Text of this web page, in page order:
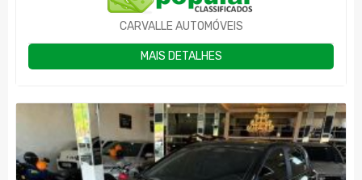
CARVALLE AUTOMÓVEIS
MAIS DETALHES